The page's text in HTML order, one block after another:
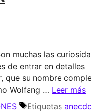
muchas las
de entrar en detalles
que su nombre
Wolfang … Leer más
Etiquetas